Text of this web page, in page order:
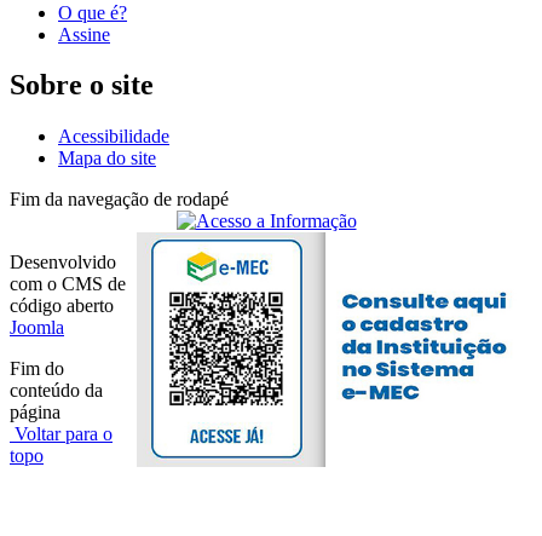
O que é?
Assine
Sobre o site
Acessibilidade
Mapa do site
Fim da navegação de rodapé
Desenvolvido
com o CMS de
código aberto
Joomla
Fim do
conteúdo da
página
Voltar para o
topo